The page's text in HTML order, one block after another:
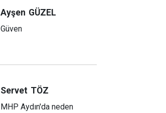
Ayşen GÜZEL
Güven
Servet TÖZ
MHP Aydın'da neden